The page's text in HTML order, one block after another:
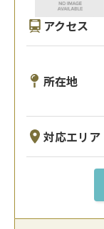
アクセス
所在地
対応エリア